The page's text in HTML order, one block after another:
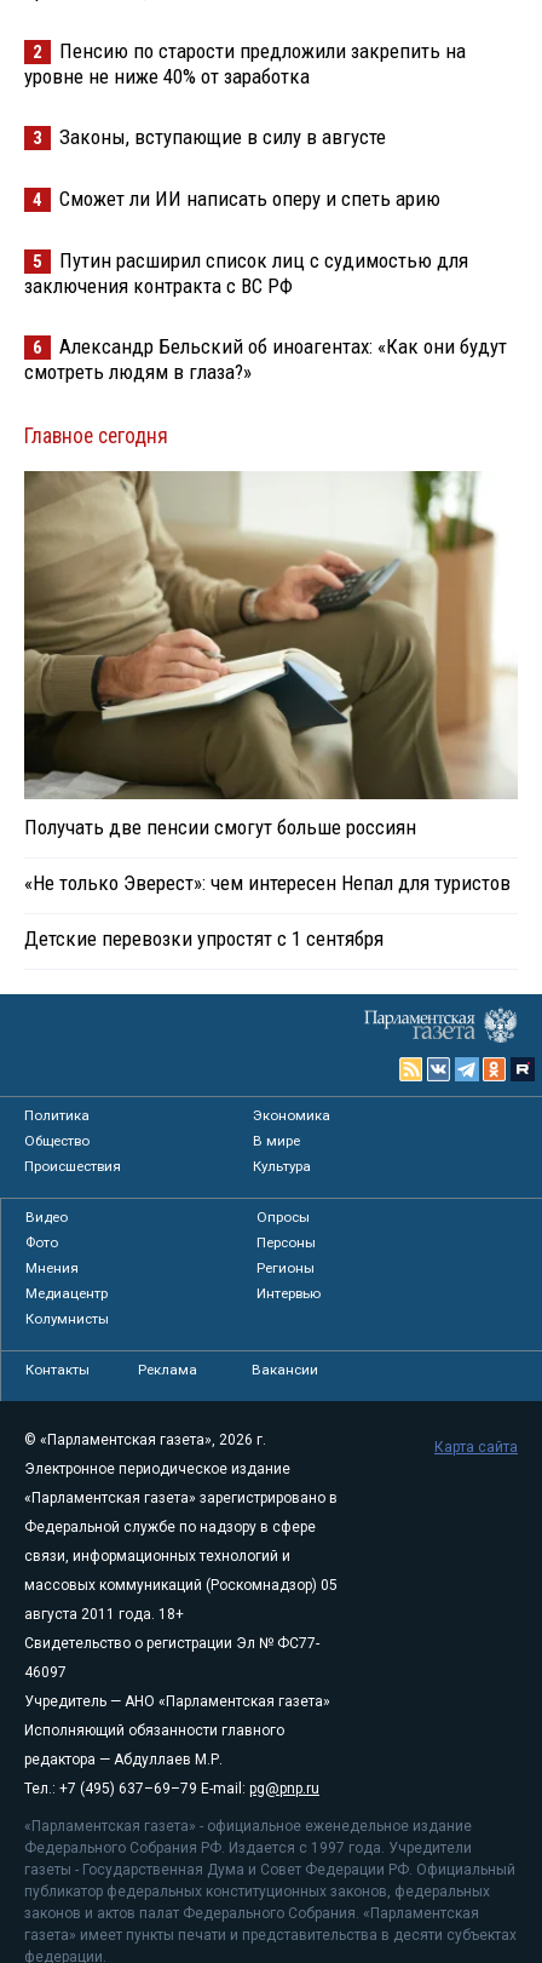
2
Пенсию по старости предложили закрепить на
уровне не ниже 40% от заработка
3 Законы, вступающие в силу в августе
4 Сможет ли ИИ написать оперу и спеть арию
5
Путин расширил список лиц с судимостью для
заключения контракта с ВС РФ
6
Александр Бельский об иноагентах: «Как они будут
смотреть людям в глаза?»
Главное сегодня
Получать две пенсии смогут больше россиян
«Не только Эверест»: чем интересен Непал для туристов
Детские перевозки упростят с 1 сентября
Политика
Экономика
Общество
В мире
Происшествия
Культура
Видео
Опросы
Фото
Персоны
Мнения
Регионы
Медиацентр
Интервью
Колумнисты
Контакты Реклама Вакансии
© «Парламентская газета», 2026 г.
Электронное периодическое издание
«Парламентская газета» зарегистрировано в
Федеральной службе по надзору в сфере
связи, информационных технологий и
массовых коммуникаций (Роскомнадзор) 05
августа 2011 года. 18+
Свидетельство о регистрации Эл № ФС77-
46097
Учредитель — АНО «Парламентская газета»
Исполняющий обязанности главного
редактора — Абдуллаев М.Р.
Тел.: +7 (495) 637–69–79 E-mail: pg@pnp.ru
«Парламентская газета» - официальное еженедельное издание
Федерального Собрания РФ. Издается с 1997 года. Учредители
газеты - Государственная Дума и Совет Федерации РФ. Официальный
публикатор федеральных конституционных законов, федеральных
законов и актов палат Федерального Собрания. «Парламентская
газета» имеет пункты печати и представительства в десяти субъектах
федерации.
Карта сайта